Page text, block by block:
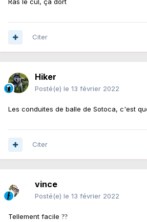
Ras le cul, ça dort
Citer
Hiker
Posté(e) le 13 février 2022
Les conduites de balle de Sotoca, c'est
Citer
vince
Posté(e) le 13 février 2022
Tellement facile ??